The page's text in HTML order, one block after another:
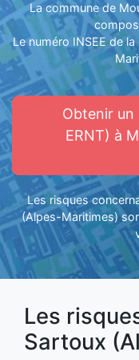
La commune de
Le numéro INSEE de
Obtenir un
ERNT) à
Les risques
(Alpes-Maritimes)
Les
Sartoux